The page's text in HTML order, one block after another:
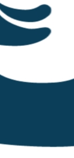
zu erfahren.
in Olbia.